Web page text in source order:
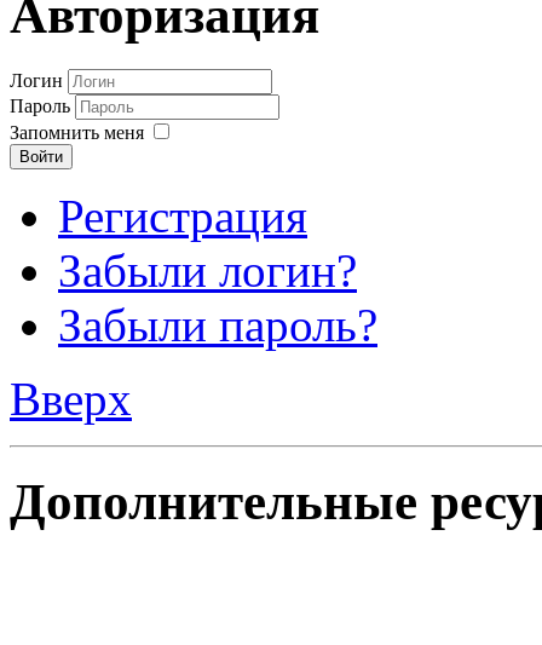
Авторизация
Логин
Пароль
Запомнить меня
Войти
Регистрация
Забыли логин?
Забыли пароль?
Вверх
Дополнительные